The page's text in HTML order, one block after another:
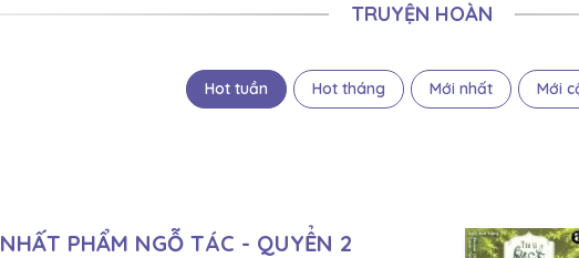
TRUYỆN HOÀN
Hot tuần Hot tháng Mới nhất Mới
NHẤT PHẨM NGỖ TÁC - QUYỂN 2